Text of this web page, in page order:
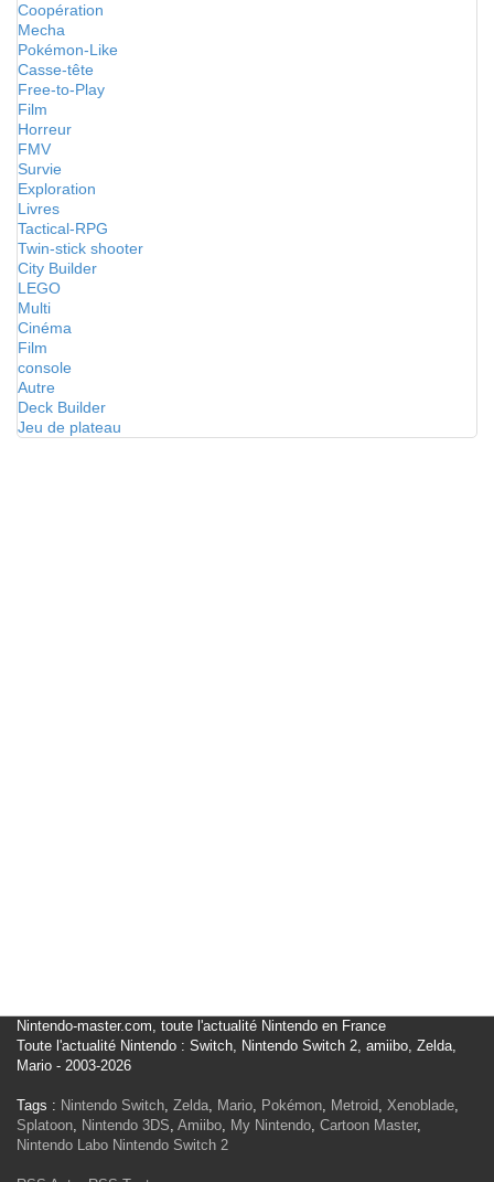
Coopération
Mecha
Pokémon-Like
Casse-tête
Free-to-Play
Film
Horreur
FMV
Survie
Exploration
Livres
Tactical-RPG
Twin-stick shooter
City Builder
LEGO
Multi
Cinéma
Film
console
Autre
Deck Builder
Jeu de plateau
Nintendo-master.com, toute l'actualité Nintendo en France
Toute l'actualité Nintendo : Switch, Nintendo Switch 2, amiibo, Zelda,
Mario - 2003-2026
Tags : Nintendo Switch, Zelda, Mario, Pokémon, Metroid, Xenoblade,
Splatoon, Nintendo 3DS, Amiibo, My Nintendo, Cartoon Master,
Nintendo Labo Nintendo Switch 2